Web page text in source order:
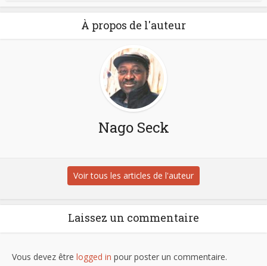
À propos de l'auteur
Nago Seck
Voir tous les articles de l'auteur
Laissez un commentaire
Vous devez être logged in pour poster un commentaire.